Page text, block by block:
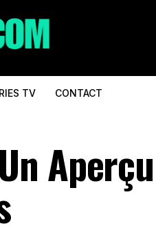
TV CONTACT
Aperçu